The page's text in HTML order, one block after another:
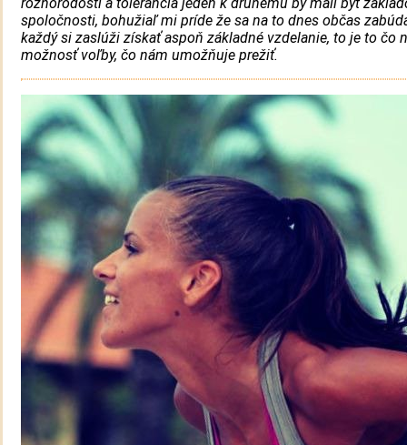
spoločnosti, bohužiaľ mi príde že sa na to dnes občas
každý si zaslúži získať aspoň základné vzdelanie, to je to čo
možnosť voľby, čo nám umožňuje prežiť.